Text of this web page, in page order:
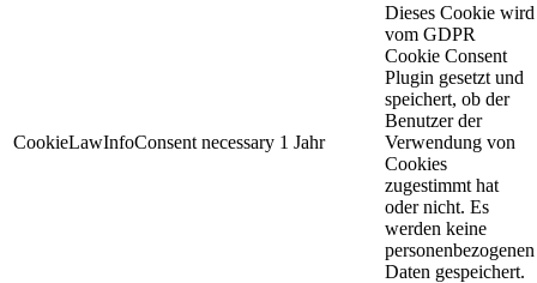
CookieLawInfoConsent necessary 1 Jahr
Dieses Cookie wird
vom GDPR
Cookie Consent
Plugin gesetzt und
speichert, ob der
Benutzer der
Verwendung von
Cookies
zugestimmt hat
oder nicht. Es
werden keine
personenbezogenen
Daten gespeichert.